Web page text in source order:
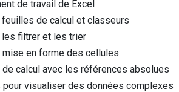
de travail de Excel
de calcul et classeurs
les filtrer et les trier
en forme des cellules
calcul avec les références absolues
visualiser des données complexes